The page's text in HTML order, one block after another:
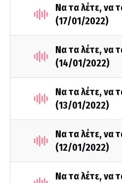
Να τα λέτε, να
(17/01/2022)
Να τα λέτε, να
(14/01/2022)
Να τα λέτε, να
(13/01/2022)
Να τα λέτε, να
(12/01/2022)
Να τα λέτε, να